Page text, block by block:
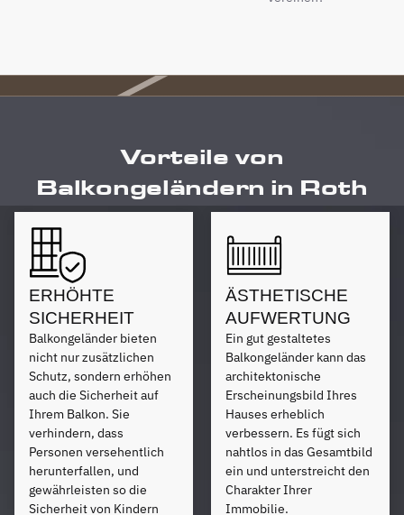
Vorteile von
Balkongeländern in Roth
ERHÖHTE
SICHERHEIT
Balkongeländer bieten
nicht nur zusätzlichen
Schutz, sondern erhöhen
auch die Sicherheit auf
Ihrem Balkon. Sie
verhindern, dass
Personen versehentlich
herunterfallen, und
gewährleisten so die
Sicherheit von Kindern
ÄSTHETISCHE
AUFWERTUNG
Ein gut gestaltetes
Balkongeländer kann das
architektonische
Erscheinungsbild Ihres
Hauses erheblich
verbessern. Es fügt sich
nahtlos in das Gesamtbild
ein und unterstreicht den
Charakter Ihrer
Immobilie.